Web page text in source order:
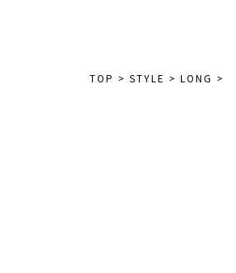
TOP > STYLE > LONG >